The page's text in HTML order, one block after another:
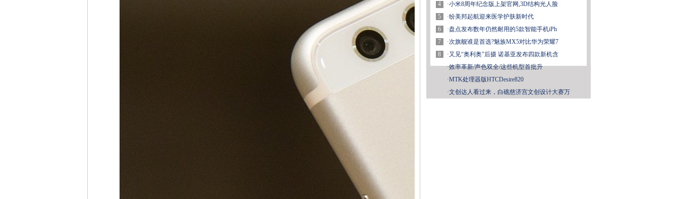
4
5
6
7
8
·小米8周年纪念版上架官网,3D结构光人脸
·纷美邦起航迎来医学护肤新时代
·盘点发布数年仍然耐用的5款智能手机iPh
·次旗舰谁是首选?魅族MX5对比华为荣耀7
·又见“奥利奥”后摄 诺基亚发布四款新机含
·效率革新/声色双全/这些机型首批升
·MTK处理器版HTCDesire820
·文创达人看过来，白礁慈济宫文创设计大赛万